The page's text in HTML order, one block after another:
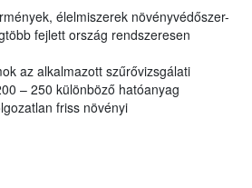
élelmiszerek növényvédőszer-
fejlett ország rendszeresen
az alkalmazott szűrővizsgálati
– 250 különböző hatóanyag
friss növényi